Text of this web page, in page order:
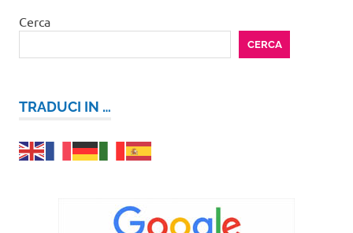
Cerca
CERCA
TRADUCI IN …